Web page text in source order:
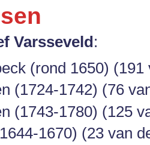
Varsseveld:
(rond 1650)
(1724-1742) (76
(1743-1780) (125
1670) (23 van